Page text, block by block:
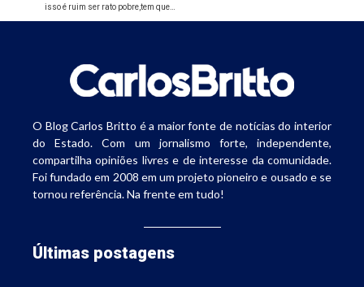
isso é ruim ser rato pobre,tem que…
O Blog Carlos Britto é a maior fonte de notícias do interior
do Estado. Com um jornalismo forte, independente,
compartilha opiniões livres e de interesse da comunidade.
Foi fundado em 2008 em um projeto pioneiro e ousado e se
tornou referência. Na frente em tudo!
Últimas postagens